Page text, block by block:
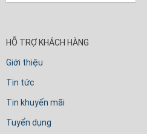
HỖ TRỢ KHÁCH HÀNG
Giới thiệu
Tin tức
Tin khuyến mãi
Tuyển dụng